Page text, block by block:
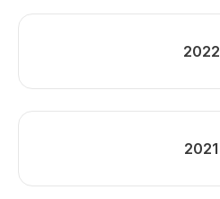
2022
2021